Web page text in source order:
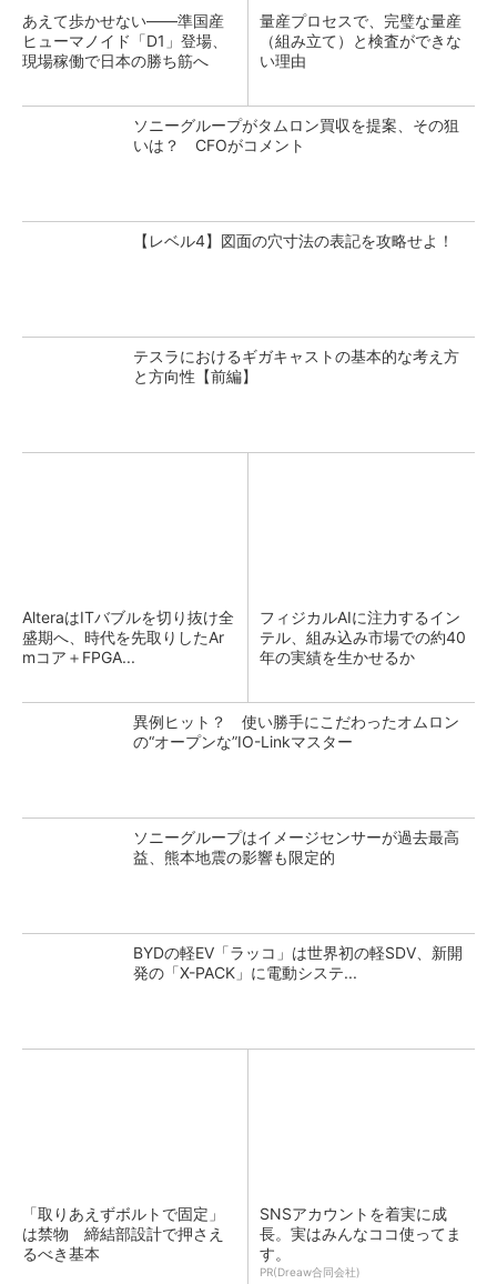
あえて歩かせない――準国産
ヒューマノイド「D1」登場、
現場稼働で日本の勝ち筋へ
量産プロセスで、完璧な量産
（組み立て）と検査ができな
い理由
ソニーグループがタムロン買収を提案、その狙
いは？ CFOがコメント
【レベル4】図面の穴寸法の表記を攻略せよ！
テスラにおけるギガキャストの基本的な考え方
と方向性【前編】
AlteraはITバブルを切り抜け全
盛期へ、時代を先取りしたAr
mコア＋FPGA...
フィジカルAIに注力するイン
テル、組み込み市場での約40
年の実績を生かせるか
異例ヒット？ 使い勝手にこだわったオムロン
の“オープンな”IO-Linkマスター
ソニーグループはイメージセンサーが過去最高
益、熊本地震の影響も限定的
BYDの軽EV「ラッコ」は世界初の軽SDV、新開
発の「X-PACK」に電動システ...
「取りあえずボルトで固定」
は禁物 締結部設計で押さえ
るべき基本
SNSアカウントを着実に成
長。実はみんなココ使ってま
す。
PR(Dreaw合同会社)